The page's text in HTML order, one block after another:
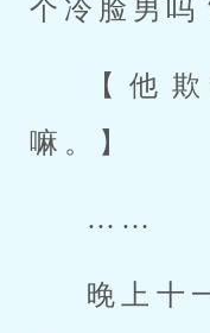
个冷脸男吗
【他
嘛。】
……
晚上十